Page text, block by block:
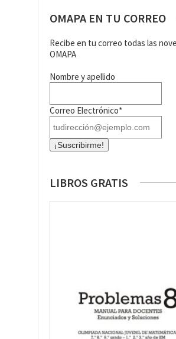
OMAPA EN TU CORREO
Recibe en tu correo todas las
OMAPA
Nombre y apellido
Correo Electrónico*
LIBROS GRATIS